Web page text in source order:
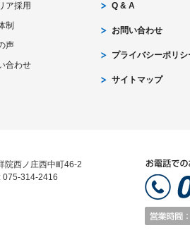
ア採用
制
声
合わせ
Q & A
お問い合わせ
プライバシーポリシ
サイトマップ
院西ノ庄西中町46-2
075-314-2416